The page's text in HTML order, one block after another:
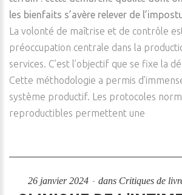
les bienfaits s’avère relever de
La volonté de maîtrise et de contrôle
préoccupation centrale dans la
services. C’est l’objectif que se fixe la
Cette méthodologie a permis
système productif. Les protocoles
reproductibles permettent une
26 janvier 2024 dans Critiques de